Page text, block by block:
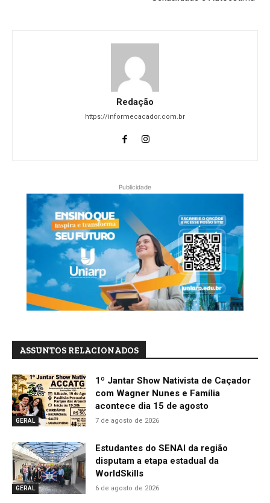
Redação
https://informecacador.com.br
Publicidade
ASSUNTOS RELACIONADOS
GERAL
1º Jantar Show Nativista de Caçador
com Wagner Nunes e Família
acontece dia 15 de agosto
7 de agosto de 2026
GERAL
Estudantes do SENAI da região
disputam a etapa estadual da
WorldSkills
6 de agosto de 2026